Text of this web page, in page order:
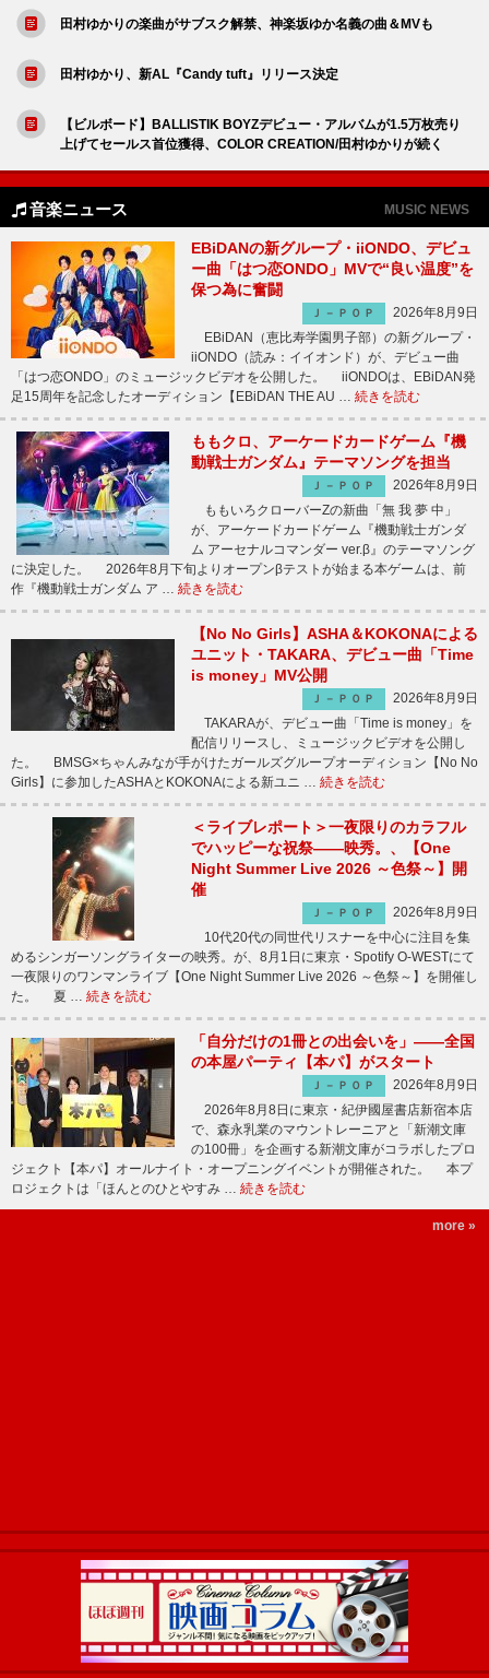
田村ゆかりの楽曲がサブスク解禁、神楽坂ゆか名義の曲＆MVも
田村ゆかり、新AL『Candy tuft』リリース決定
【ビルボード】BALLISTIK BOYZデビュー・アルバムが1.5万枚売り
上げてセールス首位獲得、COLOR CREATION/田村ゆかりが続く
音楽ニュース MUSIC NEWS
EBiDANの新グループ・iiONDO、デビュ
ー曲「はつ恋ONDO」MVで“良い温度”を
保つ為に奮闘
Ｊ－ＰＯＰ
2026年8月9日
EBiDAN（恵比寿学園男子部）の新グループ・
iiONDO（読み：イイオンド）が、デビュー曲
「はつ恋ONDO」のミュージックビデオを公開した。 iiONDOは、EBiDAN発
足15周年を記念したオーディション【EBiDAN THE AU … 続きを読む
ももクロ、アーケードカードゲーム『機
動戦士ガンダム』テーマソングを担当
Ｊ－ＰＯＰ
2026年8月9日
ももいろクローバーZの新曲「無 我 夢 中」
が、アーケードカードゲーム『機動戦士ガンダ
ム アーセナルコマンダー ver.β』のテーマソング
に決定した。 2026年8月下旬よりオープンβテストが始まる本ゲームは、前
作『機動戦士ガンダム ア … 続きを読む
【No No Girls】ASHA＆KOKONAによる
ユニット・TAKARA、デビュー曲「Time
is money」MV公開
Ｊ－ＰＯＰ
2026年8月9日
TAKARAが、デビュー曲「Time is money」を
配信リリースし、ミュージックビデオを公開し
た。 BMSG×ちゃんみなが手がけたガールズグループオーディション【No No
Girls】に参加したASHAとKOKONAによる新ユニ … 続きを読む
＜ライブレポート＞一夜限りのカラフル
でハッピーな祝祭――映秀。、【One
Night Summer Live 2026 ～色祭～】開
催
Ｊ－ＰＯＰ
2026年8月9日
10代20代の同世代リスナーを中心に注目を集
めるシンガーソングライターの映秀。が、8月1日に東京・Spotify O-WESTにて
一夜限りのワンマンライブ【One Night Summer Live 2026 ～色祭～】を開催し
た。 夏 … 続きを読む
「自分だけの1冊との出会いを」――全国
の本屋パーティ【本パ】がスタート
Ｊ－ＰＯＰ
2026年8月9日
2026年8月8日に東京・紀伊國屋書店新宿本店
で、森永乳業のマウントレーニアと「新潮文庫
の100冊」を企画する新潮文庫がコラボしたプロ
ジェクト【本パ】オールナイト・オープニングイベントが開催された。 本プ
ロジェクトは「ほんとのひとやすみ … 続きを読む
more »